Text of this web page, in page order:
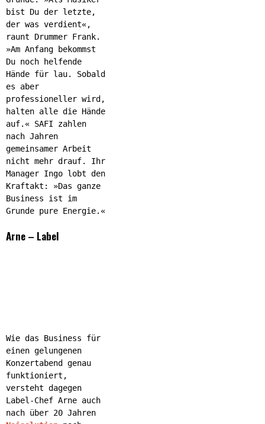
bist Du der letzte,
der was verdient«,
raunt Drummer Frank.
»Am Anfang bekommst
Du noch helfende
Hände für lau. Sobald
es aber
professioneller wird,
halten alle die Hände
auf.« SAFI zahlen
nach Jahren
gemeinsamer Arbeit
nicht mehr drauf. Ihr
Manager Ingo lobt den
Kraftakt: »Das ganze
Business ist im
Grunde pure Energie.«
Arne – Label
Wie das Business für
einen gelungenen
Konzertabend genau
funktioniert,
versteht dagegen
Label-Chef Arne auch
nach über 20 Jahren